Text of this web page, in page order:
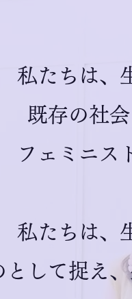
私たちは、
既存の社
フェミニス
私たちは、
として捉え